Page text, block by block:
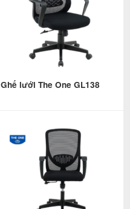
Ghế lưới The One GL138